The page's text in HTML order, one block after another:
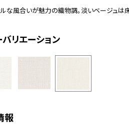
ルな風合いが魅力の織物調。淡いベージュは
バリエーション
報